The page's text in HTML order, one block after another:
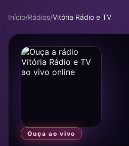
Início/Rádios/Vitória Rádio e TV
Ouça ao vivo